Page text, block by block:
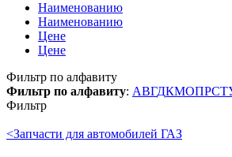
Наименованию
Наименованию
Цене
Цене
Фильтр по алфавиту
Фильтр по алфавиту: АВГДКМОПРСТ
Фильтр
<Запчасти для автомобилей ГАЗ